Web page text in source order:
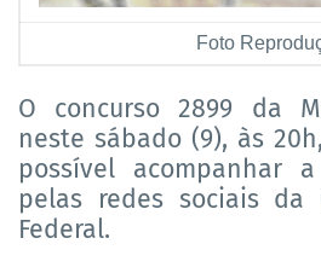
Foto
O concurso 2899 da
neste sábado (9), às
possível acompanhar
pelas redes sociais da
Federal.